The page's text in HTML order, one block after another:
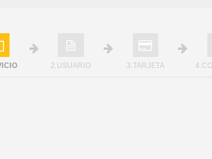
2.USUARIO 3.TARJETA